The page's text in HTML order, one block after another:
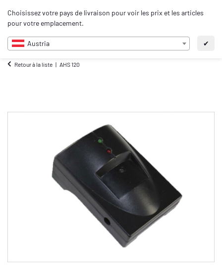
Choisissez votre pays de livraison pour voir les prix et les articles
pour votre emplacement.
Austria ✔
FR
Retour à la liste AHS 120